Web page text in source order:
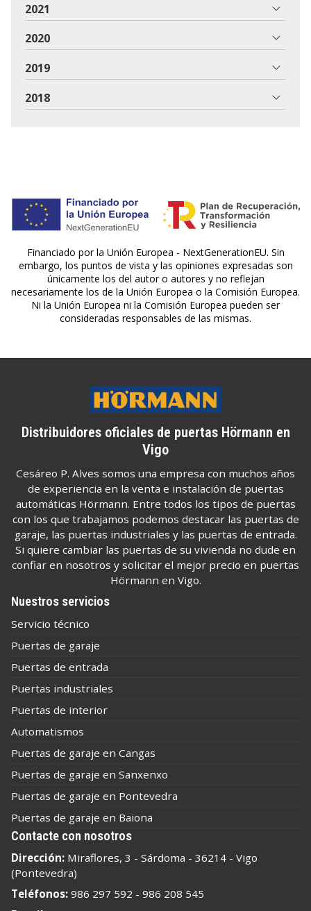
2021
2020
2019
2018
Financiado por la Unión Europea - NextGenerationEU. Sin
embargo, los puntos de vista y las opiniones expresadas son
únicamente los del autor o autores y no reflejan
necesariamente los de la Unión Europea o la Comisión Europea.
Ni la Unión Europea ni la Comisión Europea pueden ser
consideradas responsables de las mismas.
Distribuidores oficiales de puertas Hörmann en
Vigo
Cesáreo P. Alves somos una empresa con muchos años
de experiencia en la venta e instalación de puertas
automáticas Hörmann. Entre todos los tipos de puertas
con los que trabajamos podemos destacar las puertas de
garaje, las puertas industriales y las puertas de entrada.
Si quiere cambiar las puertas de su vivienda no dude en
confiar en nosotros y solicitar el mejor precio en puertas
Hörmann en Vigo.
Nuestros servicios
Servicio técnico
Puertas de garaje
Puertas de entrada
Puertas industriales
Puertas de interior
Automatismos
Puertas de garaje en Cangas
Puertas de garaje en Sanxenxo
Puertas de garaje en Pontevedra
Puertas de garaje en Baiona
Contacte con nosotros
Dirección: Miraflores, 3 - Sárdoma - 36214 - Vigo
(Pontevedra)
Teléfonos: 986 297 592 - 986 208 545